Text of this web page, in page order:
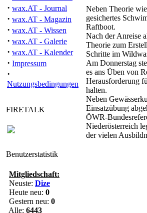
· wax.AT - Journal
· wax.AT - Magazin
· wax.AT - Wissen
· wax.AT - Galerie
· wax.AT - Kalender
· Impressum
·
Nutzungsbedingungen
FIRETALK
Benutzerstatistik
Mitgliedschaft:
Neuste: Dize
Heute neu: 0
Gestern neu: 0
Alle: 6443
Neben Theorie
gesichertes
Raftboot.
Nach der Anreise
Theorie zum
Schritte im
Am Donnerstag
es ans Üben von
Herausforderung
halten.
Neben
Einsatzübung
ÖWR-
Niederösterreich
der vielen